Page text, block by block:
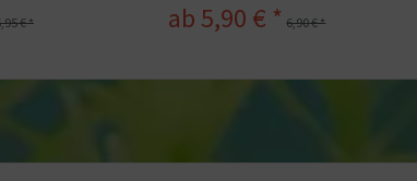
€ * ab 5,90 € * 6,90 € *